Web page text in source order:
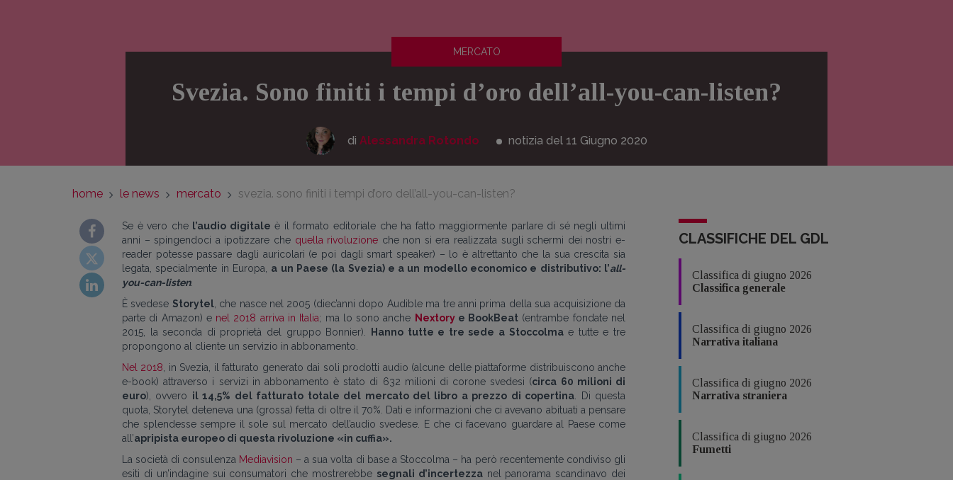
MERCATO
Svezia. Sono finiti i tempi d’oro dell’all-you-can-listen?
di Alessandra Rotondo notizia del 11 Giugno 2020
home le news mercato svezia. sono finiti i tempi d’oro dell’all-you-can-listen?
Se è vero che l’audio digitale è il formato editoriale che ha fatto maggiormente parlare di sé negli ultimi
anni – spingendoci a ipotizzare che quella rivoluzione che non si era realizzata sugli schermi dei nostri e-
reader potesse passare dagli auricolari (e poi dagli smart speaker) – lo è altrettanto che la sua crescita sia
legata, specialmente in Europa, a un Paese (la Svezia) e a un modello economico e distributivo: l’all-
you-can-listen.
È svedese Storytel, che nasce nel 2005 (diec’anni dopo Audible ma tre anni prima della sua acquisizione da
parte di Amazon) e nel 2018 arriva in Italia; ma lo sono anche Nextorye BookBeat (entrambe fondate nel
2015, la seconda di proprietà del gruppo Bonnier).
Hanno tutte e tre sede a Stoccolmae tutte e tre
propongono al cliente un servizio in abbonamento.
Nel 2018 , in Svezia, il fatturato generato dai soli prodotti audio (alcune delle piattaforme distribuiscono anche
e-book) attraverso i servizi in abbonamento è stato di 632 milioni di corone svedesi (circa 60 milioni di
euro), ovvero il 14,5% del fatturato totale del mercato del libro a prezzo di copertina . Di questa
quota, Storytel deteneva una (grossa) fetta di oltre il 70%. Dati e informazioni che ci avevano abituati a pensare
che splendesse sempre il sole sul mercato dell’audio svedese. E che ci facevano guardare al Paese come
all’apripista europeo di questa rivoluzione «in cuffia».
La società di consulenza Mediavision – a sua volta di base a Stoccolma – ha però recentemente condiviso gli
esiti di un’indagine sui consumatori che mostrerebbe segnali d’incertezzanel panorama scandinavo dei
CLASSIFICHE DEL GDL
Classifica di giugno 2026
Classifica generale
Classifica di giugno 2026
Narrativa italiana
Classifica di giugno 2026
Narrativa straniera
Classifica di giugno 2026
Fumetti